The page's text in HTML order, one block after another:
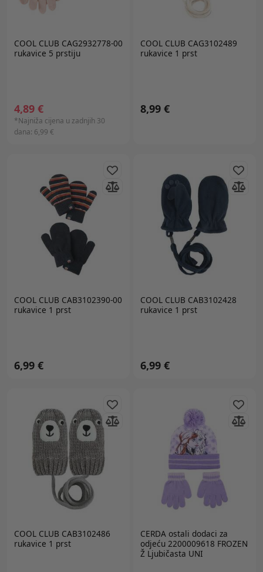
COOL CLUB CAG2932778-00
rukavice 5 prstiju
4,89 €
*Najniža cijena u zadnjih 30
dana: 6,99 €
COOL CLUB CAG3102489
rukavice 1 prst
8,99 €
COOL CLUB CAB3102390-00
rukavice 1 prst
6,99 €
COOL CLUB CAB3102428
rukavice 1 prst
6,99 €
COOL CLUB CAB3102486
rukavice 1 prst
CERDA ostali dodaci za
odjeću 2200009618 FROZEN
Ž Ljubičasta UNI